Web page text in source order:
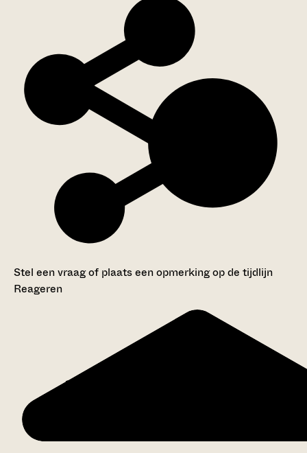
Stel een vraag of plaats een opmerking op de tijdlijn
Reageren